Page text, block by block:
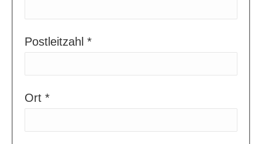
Postleitzahl *
Ort *